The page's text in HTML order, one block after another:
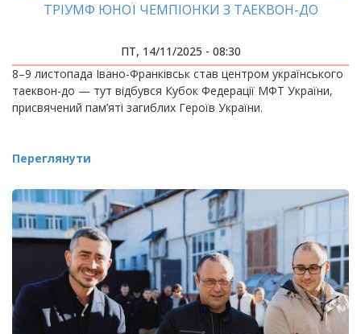
ТРІУМФ ЮНОЇ ЧЕМПІОНКИ З ТАЕКВОН-ДО
ПТ, 14/11/2025 - 08:30
8–9 листопада Івано-Франківськ став центром українського
таеквон-до — тут відбувся Кубок Федерації МФТ України,
присвячений пам’яті загиблих Героїв України.
Переглянути